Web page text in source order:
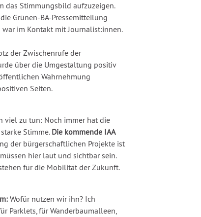
das Stimmungsbild aufzuzeigen.
Grünen-BA-Pressemitteilung
im Kontakt mit Journalist:innen.
der Zwischenrufe der
über die Umgestaltung positiv
Wahrnehmung
Seiten.
viel zu tun: Noch immer hat die
Stimme. Die kommende IAA
der bürgerschaftlichen Projekte ist
hier laut und sichtbar sein.
für die Mobilität der Zukunft.
Wofür nutzen wir ihn? Ich
Parklets, für Wanderbaumalleen,